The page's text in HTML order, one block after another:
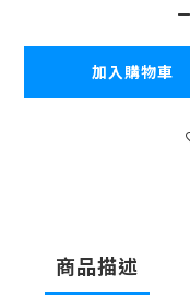
加入購物車
商品描述